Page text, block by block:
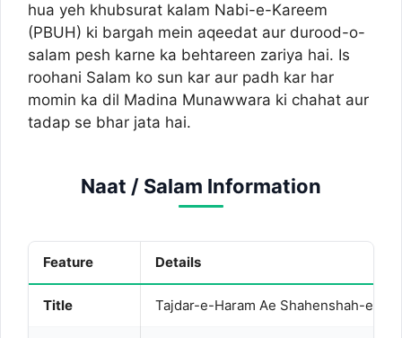
hua yeh khubsurat kalam Nabi-e-Kareem
(PBUH) ki bargah mein aqeedat aur durood-o-
salam pesh karne ka behtareen zariya hai. Is
roohani Salam ko sun kar aur padh kar har
momin ka dil Madina Munawwara ki chahat aur
tadap se bhar jata hai.
Naat / Salam Information
Feature Details
Title Tajdar-e-Haram Ae Shahenshah-e-